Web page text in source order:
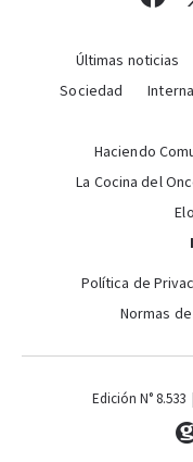
Últimas noticias
Sociedad
Haciendo
La Cocina del
Política de
Normas
Edición N°